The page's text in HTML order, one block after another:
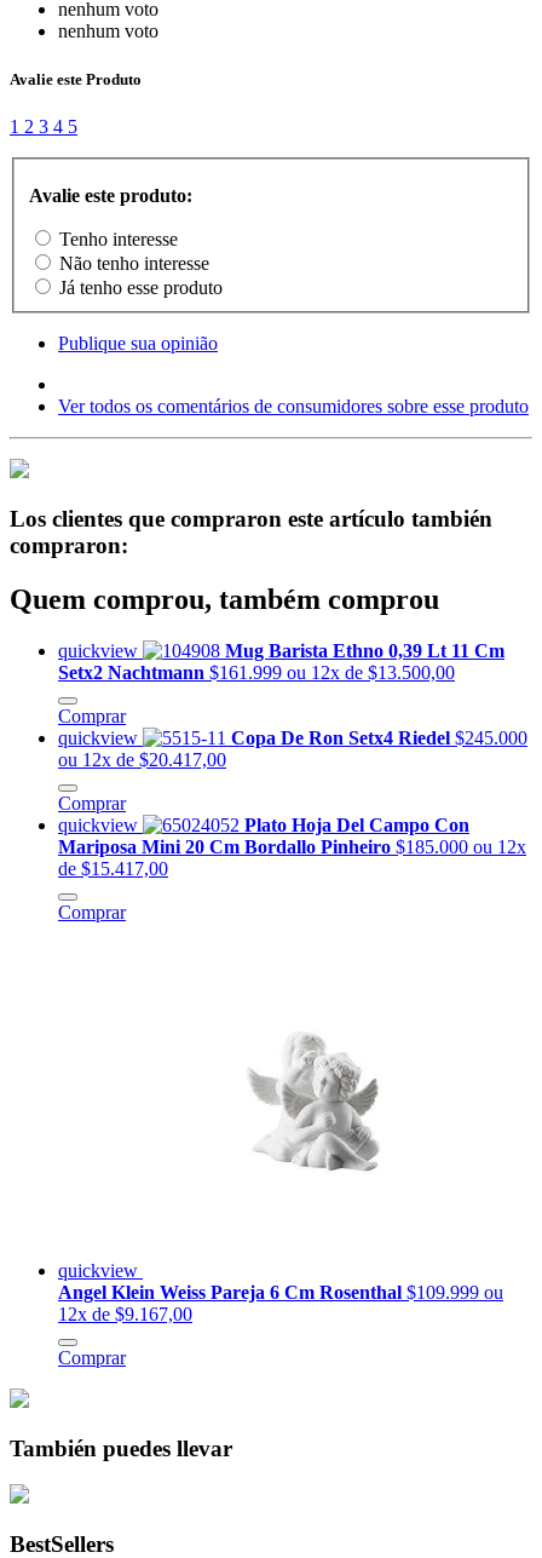
nenhum voto
nenhum voto
Avalie este Produto
1 2 3 4 5
Avalie este produto:
Tenho interesse
Não tenho interesse
Já tenho esse produto
Publique sua opinião
Ver todos os comentários de consumidores sobre esse produto
Los clientes que compraron este artículo también
compraron:
Quem comprou, também comprou
quickview
Mug Barista Ethno 0,39 Lt 11 Cm
Setx2 Nachtmann $161.999 ou 12x de $13.500,00
Comprar
quickview
Copa De Ron Setx4 Riedel $245.000
ou 12x de $20.417,00
Comprar
quickview
Plato Hoja Del Campo Con
Mariposa Mini 20 Cm Bordallo Pinheiro $185.000 ou 12x
de $15.417,00
Comprar
quickview
Angel Klein Weiss Pareja 6 Cm Rosenthal $109.999 ou
12x de $9.167,00
Comprar
También puedes llevar
BestSellers